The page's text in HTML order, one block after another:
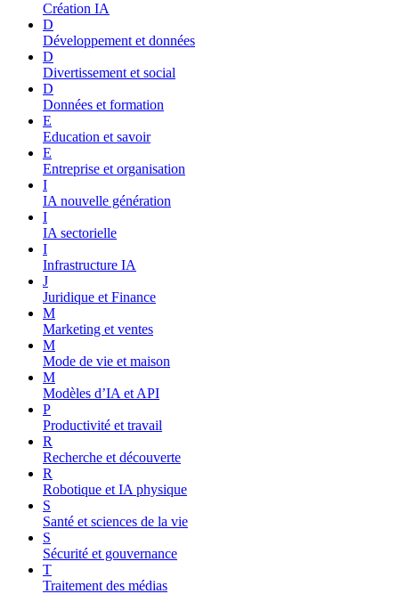
Création IA
D
Développement et données
D
Divertissement et social
D
Données et formation
E
Education et savoir
E
Entreprise et organisation
I
IA nouvelle génération
I
IA sectorielle
I
Infrastructure IA
J
Juridique et Finance
M
Marketing et ventes
M
Mode de vie et maison
M
Modèles d’IA et API
P
Productivité et travail
R
Recherche et découverte
R
Robotique et IA physique
S
Santé et sciences de la vie
S
Sécurité et gouvernance
T
Traitement des médias